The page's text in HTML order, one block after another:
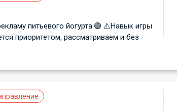
питьевого йогурта.🟢 ⚠️Навык игры
приоритетом, рассматриваем и без